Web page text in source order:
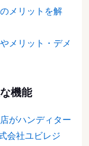
メリットを解
メリット・デメ
機能
がハンディター
会社ユビレジ